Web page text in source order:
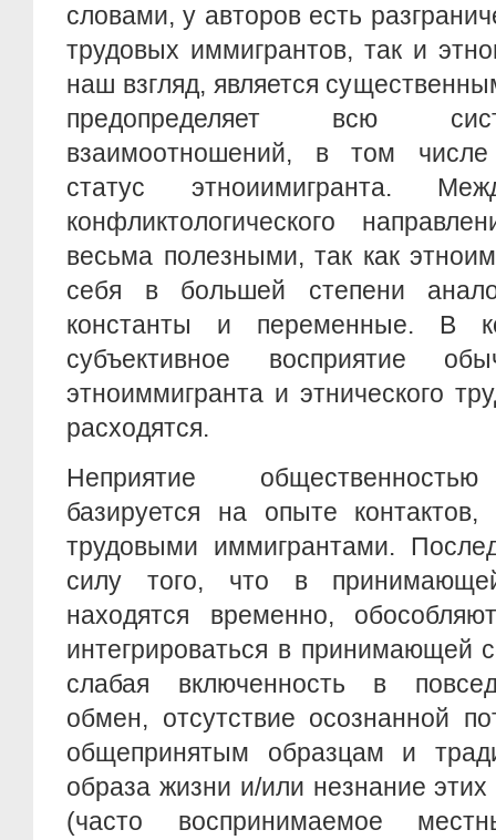
словами, у авторов есть
трудовых иммигрантов, так и
наш взгляд, является
предопределяет всю
взаимоотношений, в том числе
статус этноиимигранта.
конфликтологического
весьма полезными, так как
себя в большей степени
константы и переменные. В
субъективное восприятие
этноиммигранта и этнического
расходятся.
Неприятие
базируется на опыте
трудовыми иммигрантами.
силу того, что в
находятся временно,
интегрироваться в принимающей
слабая включенность в
обмен, отсутствие осознанной
общепринятым образцам и
образа жизни и/или незнание
(часто воспринимаемое